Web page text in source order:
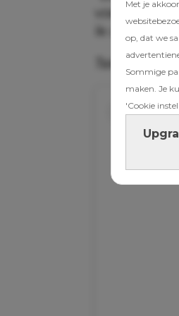
Met je
op, dat we
Sommige
maken. Je
'Cookie
voelt dat
ik dit ook
Tekst